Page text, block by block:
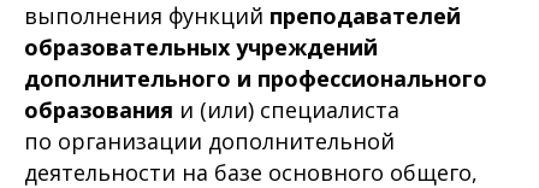
выполнения функций преподавателей
образовательных учреждений
дополнительного и профессионального
образования и (или) специалиста
по организации дополнительной
деятельности на базе основного общего,